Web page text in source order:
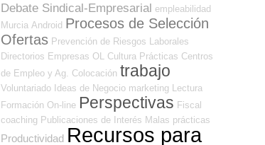
Debate Sindical-Empresarial empleabilidad
Murcia Android Procesos de Selección
Ofertas Prevención de Riesgos Laborales
Directorios Empresas OL
Cultura Prácticas Centros
de Empleo y Ag. Colocación trabajo
Voluntariado Ideas de Negocio marketing
Lectura
Formación On-line Perspectivas Fiscal
coaching Publicaciones de Interés Malas prácticas
Productividad Recursos para